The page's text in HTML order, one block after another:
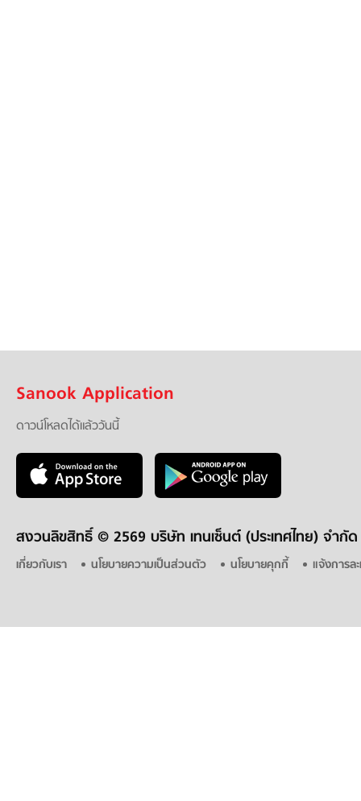
Sanook Application
ดาวน์โหลดได้แล้ววันนี้
สงวนลิขสิทธิ์ © 2569 บริษัท เทนเซ็นต์ (ประเทศไทย) จำกัด
เกี่ยวกับเรา นโยบายความเป็นส่วนตัว นโยบายคุกกี้ แจ้งการล